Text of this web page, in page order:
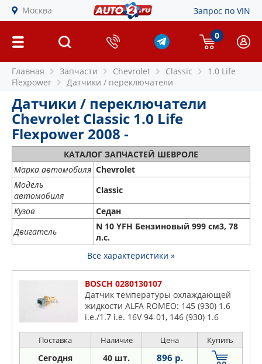
Москва Запрос по VIN
0
Главная Запчасти Chevrolet Classic
1.0 Life
Flexpower
Датчики / переключатели
Датчики / переключатели
Chevrolet Classic 1.0 Life
Flexpower 2008 -
КАТАЛОГ ЗАПЧАСТЕЙ ШЕВРОЛЕ
Марка автомобиля Chevrolet
Модель
автомобиля
Classic
Кузов
Седан
Двигатель
N 10 YFH Бензиновый 999 см3, 78
л.с.
Все характеристики »
BOSCH 0280130107
Датчик температуры охлаждающей
жидкости ALFA ROMEO: 145 (930) 1.6
i.e./1.7 i.e. 16V 94-01, 146 (930) 1.6
T.S./1.7 T.S. (167.A4D, 167.A4H)/1.8 T.S.
Поставка Наличие Цена Купить
Сегодня 40 шт. 896 р.